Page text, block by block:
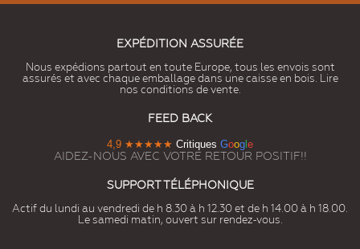
EXPÉDITION ASSURÉE
Nous expédions partout en toute Europe, tous les envois sont
assurés et avec chaque emballage dans une caisse en bois. Lire
nos conditions de vente.
FEED BACK
4,9 ★★★★★ Critiques Google
AIDEZ-NOUS AVEC VOTRE RETOUR POSITIF!!
SUPPORT TÉLÉPHONIQUE
Actif du lundi au vendredi de h 8.30 à h 12.30 et de h 14.00 à h 18.00.
Le samedi matin, ouvert sur rendez-vous.